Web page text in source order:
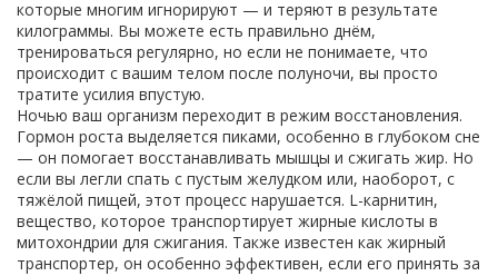
которые многим игнорируют — и теряют в результате
килограммы. Вы можете есть правильно днём,
тренироваться регулярно, но если не понимаете, что
происходит с вашим телом после полуночи, вы просто
тратите усилия впустую.
Ночью ваш организм переходит в режим восстановления.
Гормон роста выделяется пиками, особенно в глубоком сне
— он помогает восстанавливать мышцы и сжигать жир. Но
если вы легли спать с пустым желудком или, наоборот, с
тяжёлой пищей, этот процесс нарушается. L-карнитин,
вещество, которое транспортирует жирные кислоты в
митохондрии для сжигания. Также известен как жирный
транспортер, он особенно эффективен, если его принять за